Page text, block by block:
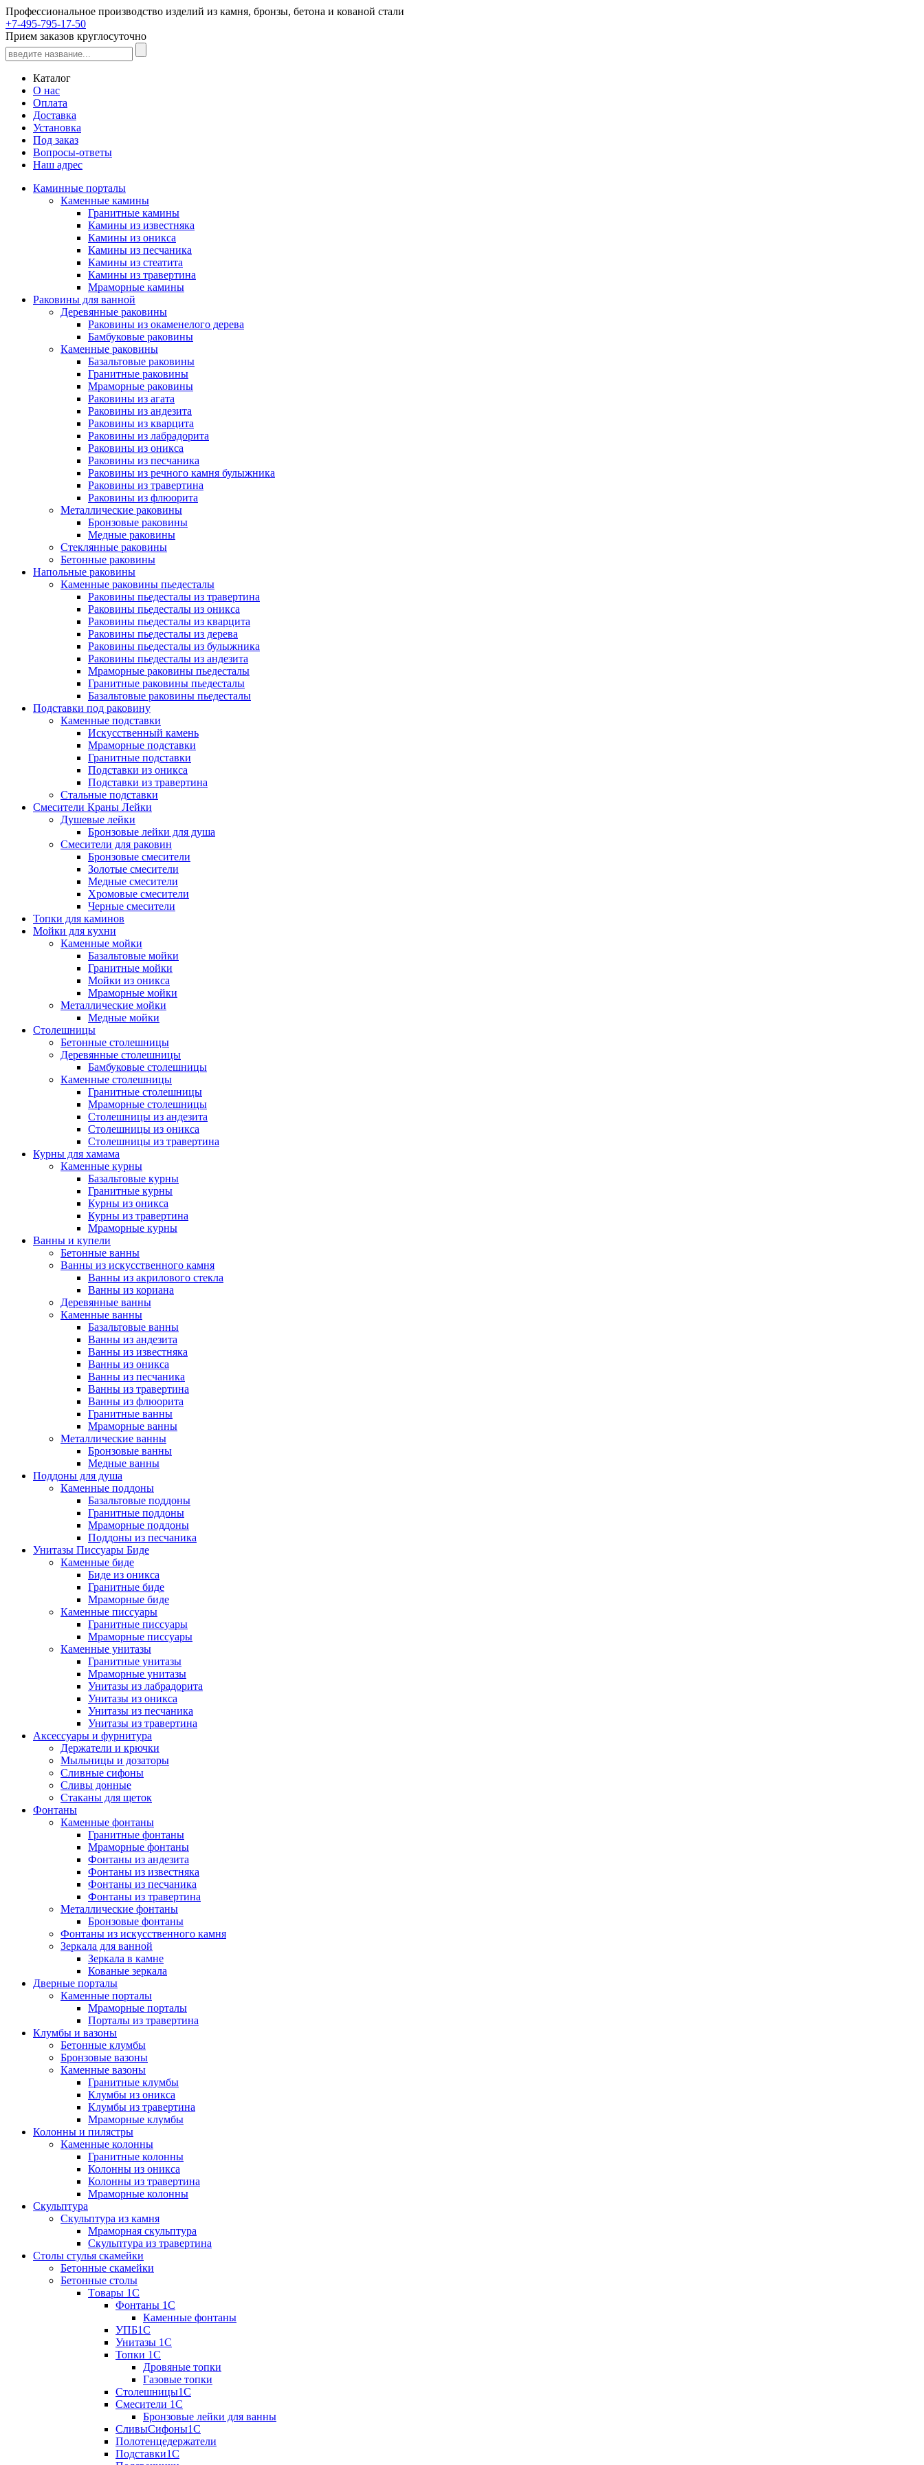
Профессиональное производство изделий из камня, бронзы, бетона и кованой стали
+7-495-795-17-50
Прием заказов круглосуточно
Каталог
О нас
Оплата
Доставка
Установка
Под заказ
Вопросы-ответы
Наш адрес
Каминные порталы
Каменные камины
Гранитные камины
Камины из известняка
Камины из оникса
Камины из песчаника
Камины из стеатита
Камины из травертина
Мраморные камины
Раковины для ванной
Деревянные раковины
Раковины из окаменелого дерева
Бамбуковые раковины
Каменные раковины
Базальтовые раковины
Гранитные раковины
Мраморные раковины
Раковины из агата
Раковины из андезита
Раковины из кварцита
Раковины из лабрадорита
Раковины из оникса
Раковины из песчаника
Раковины из речного камня булыжника
Раковины из травертина
Раковины из флюорита
Металлические раковины
Бронзовые раковины
Медные раковины
Стеклянные раковины
Бетонные раковины
Напольные раковины
Каменные раковины пьедесталы
Раковины пьедесталы из травертина
Раковины пьедесталы из оникса
Раковины пьедесталы из кварцита
Раковины пьедесталы из дерева
Раковины пьедесталы из булыжника
Раковины пьедесталы из андезита
Мраморные раковины пьедесталы
Гранитные раковины пьедесталы
Базальтовые раковины пьедесталы
Подставки под раковину
Каменные подставки
Искусственный камень
Мраморные подставки
Гранитные подставки
Подставки из оникса
Подставки из травертина
Стальные подставки
Смесители Краны Лейки
Душевые лейки
Бронзовые лейки для душа
Смесители для раковин
Бронзовые смесители
Золотые смесители
Медные смесители
Хромовые смесители
Черные смесители
Топки для каминов
Мойки для кухни
Каменные мойки
Базальтовые мойки
Гранитные мойки
Мойки из оникса
Мраморные мойки
Металлические мойки
Медные мойки
Столешницы
Бетонные столешницы
Деревянные столешницы
Бамбуковые столешницы
Каменные столешницы
Гранитные столешницы
Мраморные столешницы
Столешницы из андезита
Столешницы из оникса
Столешницы из травертина
Курны для хамама
Каменные курны
Базальтовые курны
Гранитные курны
Курны из оникса
Курны из травертина
Мраморные курны
Ванны и купели
Бетонные ванны
Ванны из искусственного камня
Ванны из акрилового стекла
Ванны из кориана
Деревянные ванны
Каменные ванны
Базальтовые ванны
Ванны из андезита
Ванны из известняка
Ванны из оникса
Ванны из песчаника
Ванны из травертина
Ванны из флюорита
Гранитные ванны
Мраморные ванны
Металлические ванны
Бронзовые ванны
Медные ванны
Поддоны для душа
Каменные поддоны
Базальтовые поддоны
Гранитные поддоны
Мраморные поддоны
Поддоны из песчаника
Унитазы Писсуары Биде
Каменные биде
Биде из оникса
Гранитные биде
Мраморные биде
Каменные писсуары
Гранитные писсуары
Мраморные писсуары
Каменные унитазы
Гранитные унитазы
Мраморные унитазы
Унитазы из лабрадорита
Унитазы из оникса
Унитазы из песчаника
Унитазы из травертина
Аксессуары и фурнитура
Держатели и крючки
Мыльницы и дозаторы
Сливные сифоны
Сливы донные
Стаканы для щеток
Фонтаны
Каменные фонтаны
Гранитные фонтаны
Мраморные фонтаны
Фонтаны из андезита
Фонтаны из известняка
Фонтаны из песчаника
Фонтаны из травертина
Металлические фонтаны
Бронзовые фонтаны
Фонтаны из искусственного камня
Зеркала для ванной
Зеркала в камне
Кованые зеркала
Дверные порталы
Каменные порталы
Мраморные порталы
Порталы из травертина
Клумбы и вазоны
Бетонные клумбы
Бронзовые вазоны
Каменные вазоны
Гранитные клумбы
Клумбы из оникса
Клумбы из травертина
Мраморные клумбы
Колонны и пилястры
Каменные колонны
Гранитные колонны
Колонны из оникса
Колонны из травертина
Мраморные колонны
Скульптура
Скульптура из камня
Мраморная скульптура
Скульптура из травертина
Столы стулья скамейки
Бетонные скамейки
Бетонные столы
Tовары 1C
Фонтаны 1C
Каменные фонтаны
УПБ1С
Унитазы 1С
Топки 1С
Дровяные топки
Газовые топки
Столешницы1С
Смесители 1С
Бронзовые лейки для ванны
СливыСифоны1С
Полотенцедержатели
Подставки1С